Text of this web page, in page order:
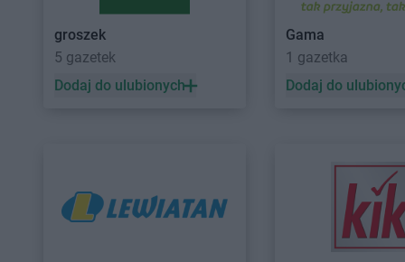
groszek
5 gazetek
Dodaj do ulubionych
Gama
1 gazetka
Dodaj do